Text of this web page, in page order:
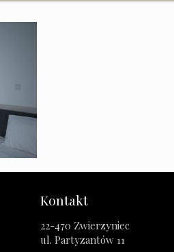
Kontakt
22-470 Zwierzyniec
ul. Partyzantów 11